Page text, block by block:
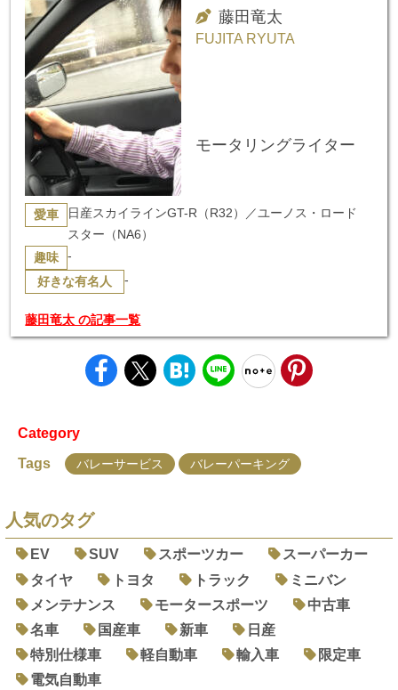
藤田竜太
FUJITA RYUTA
モータリングライター
愛車
日産スカイラインGT-R（R32）／ユーノス・ロード
スター（NA6）
趣味 -
好きな有名人 -
藤田竜太 の記事一覧
Category
Tags
バレーサービス バレーパーキング
人気のタグ
EV SUV スポーツカー
スーパーカー
タイヤ
トヨタ トラック
ミニバン
メンテナンス
モータースポーツ
中古車
名車
国産車 新車
日産
特別仕様車
軽自動車 輸入車
限定車
電気自動車